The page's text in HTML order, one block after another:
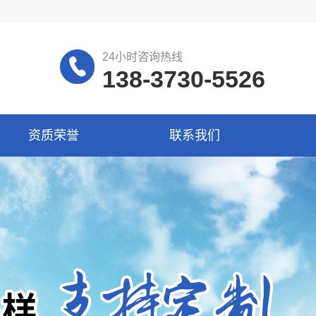
24小时咨询热线
138-3730-5526
资质荣誉 联系我们